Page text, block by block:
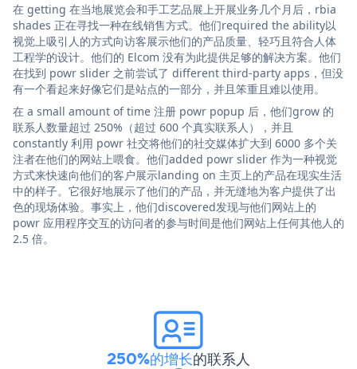
在 getting 在当地展览会和手工艺品展上开展业务几个月后，rbia
shades 正在寻找一种在线销售方式。他们required the ability以
视觉上吸引人的方式向访客展示他们的产品质量、轻巧且符合人体
工程学的设计。他们的 Elcom 没有为此提供足够的解决方案。他们
在找到 powr slider 之前尝试了 different third-party apps，但没
有一个看起来好像它们是站点的一部分，并且笨重且难以使用。
在 a small amount of time 注册 powr popup 后，他们grow 的
联系人数量超过 250%（超过 600 个真实联系人），并且
constantly 利用 powr 社交将他们的社交媒体扩大到 6000 多个关
注者在他们的网站上喂食。他们added powr slider 作为一种视觉
方式来快速向他们的客户展示landing on 主页上的产品在现实生活
中的样子。它很好地展示了他们的产品，并无缝地为客户提供了出
色的现场体验。事实上，他们discovered发现与他们网站上的
powr 应用程序交互的访问者的参与时间是他们网站上任何其他人的
2.5 倍。
250%的增长的联系人